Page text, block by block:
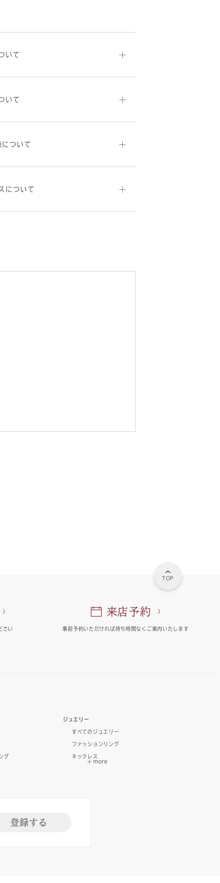
いて
いて
ついて
について
TOP
さい
来店予約
事前予約いただければ待ち時間なくご案内いたします
グ
ジュエリー
すべてのジュエリー
ファッションリング
ネックレス
登録する